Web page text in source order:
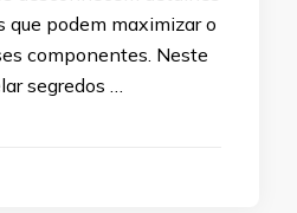
que podem maximizar o
componentes. Neste
segredos …